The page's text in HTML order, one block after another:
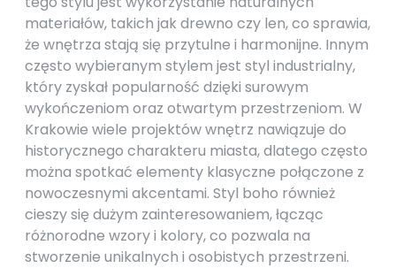
materiałów, takich jak drewno czy len, co sprawia,
że wnętrza stają się przytulne i harmonijne. Innym
często wybieranym stylem jest styl industrialny,
który zyskał popularność dzięki surowym
wykończeniom oraz otwartym przestrzeniom. W
Krakowie wiele projektów wnętrz nawiązuje do
historycznego charakteru miasta, dlatego często
można spotkać elementy klasyczne połączone z
nowoczesnymi akcentami. Styl boho również
cieszy się dużym zainteresowaniem, łącząc
różnorodne wzory i kolory, co pozwala na
stworzenie unikalnych i osobistych przestrzeni.